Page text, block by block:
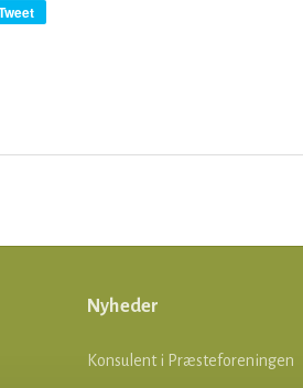
Nyheder
Konsulent i Præsteforeningen